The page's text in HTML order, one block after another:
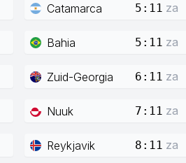
Catamarca 5:11 za
Bahia 5:11 za
Zuid-Georgia 6:11 za
Nuuk 7:11 za
Reykjavik 8:11 za